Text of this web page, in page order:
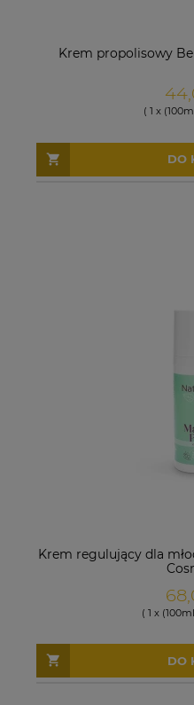
Krem propolisowy
( 1 x
DO
Krem regulujący dla
( 1 x
DO